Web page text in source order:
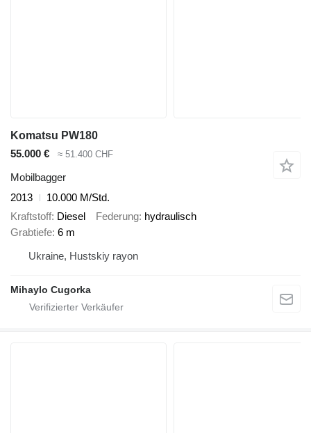
Komatsu PW180
55.000 €
≈ 51.400 CHF
Mobilbagger
2013
10.000 M/Std.
Kraftstoff Diesel Federung hydraulisch
Grabtiefe 6 m
Ukraine, Hustskiy rayon
Mihaylo Cugorka